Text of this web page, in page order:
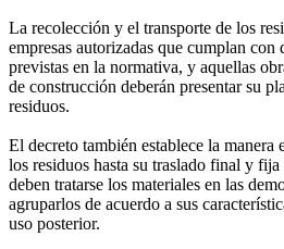
La recolección y el transporte de los
empresas autorizadas que cumplan con
previstas en la normativa, y aquellas
de construcción deberán presentar su
residuos.
El decreto también establece la manera
los residuos hasta su traslado final y fija
deben tratarse los materiales en las
agruparlos de acuerdo a sus
uso posterior.